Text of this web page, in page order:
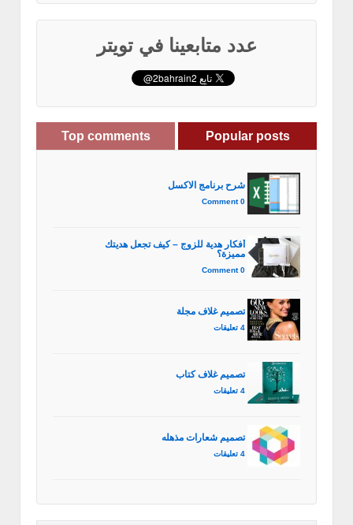
عدد متابعينا في تويتر
Popular posts
Top comments
شرح برنامج الاكسل
0 Comment
أفكار هدية للزوج – كيف تجعل هديتك
مميزة؟
0 Comment
تصميم غلاف مجلة
4 تعليقات
تصميم غلاف كتاب
4 تعليقات
تصميم شعارات مذهله
4 تعليقات